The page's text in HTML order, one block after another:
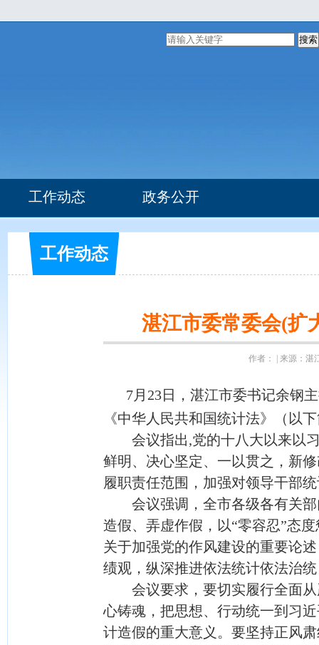
搜索
工作动态 政务公开
组织机构 部门文件
工作动态
湛江市委常委会(扩
作者： | 来源：湛
7月23日，湛江市委书记余钢
《中华人民共和国统计法》（以
会议指出,党的十八大以来以习
鲜明、决心坚定、一以贯之，新
履职责任范围，加强对领导干部
会议强调，全市各级各有关部
造假、弄虚作假，以“零容忍”态
关于加强党的作风建设的重要论
绩观，纵深推进依法统计依法治
会议要求，要切实履行全面从
心铸魂，把思想、行动统一到习
计造假的重大意义。要坚持正风